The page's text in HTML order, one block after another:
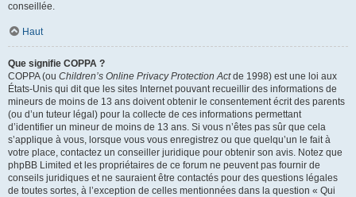
conseillée.
Haut
Que signifie COPPA ?
COPPA (ou Children’s Online Privacy Protection Actde 1998) est une loi aux
États-Unis qui dit que les sites Internet pouvant recueillir des informations de
mineurs de moins de 13 ans doivent obtenir le consentement écrit des parents
(ou d’un tuteur légal) pour la collecte de ces informations permettant
d’identifier un mineur de moins de 13 ans. Si vous n’êtes pas sûr que cela
s’applique à vous, lorsque vous vous enregistrez ou que quelqu’un le fait à
votre place, contactez un conseiller juridique pour obtenir son avis. Notez que
phpBB Limited et les propriétaires de ce forum ne peuvent pas fournir de
conseils juridiques et ne sauraient être contactés pour des questions légales
de toutes sortes, à l’exception de celles mentionnées dans la question « Qui